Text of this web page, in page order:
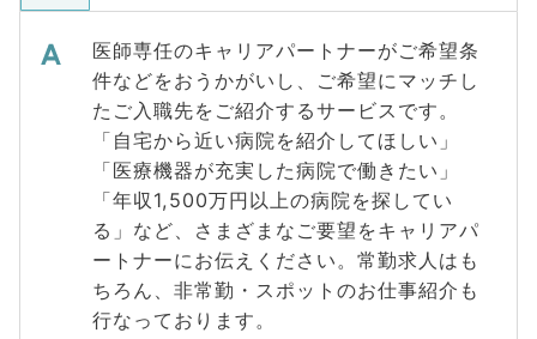
医師専任のキャリアパートナーがご希望条
件などをおうかがいし、ご希望にマッチし
たご入職先をご紹介するサービスです。
「自宅から近い病院を紹介してほしい」
「医療機器が充実した病院で働きたい」
「年収1,500万円以上の病院を探してい
る」など、さまざまなご要望をキャリアパ
ートナーにお伝えください。常勤求人はも
ちろん、非常勤・スポットのお仕事紹介も
行なっております。